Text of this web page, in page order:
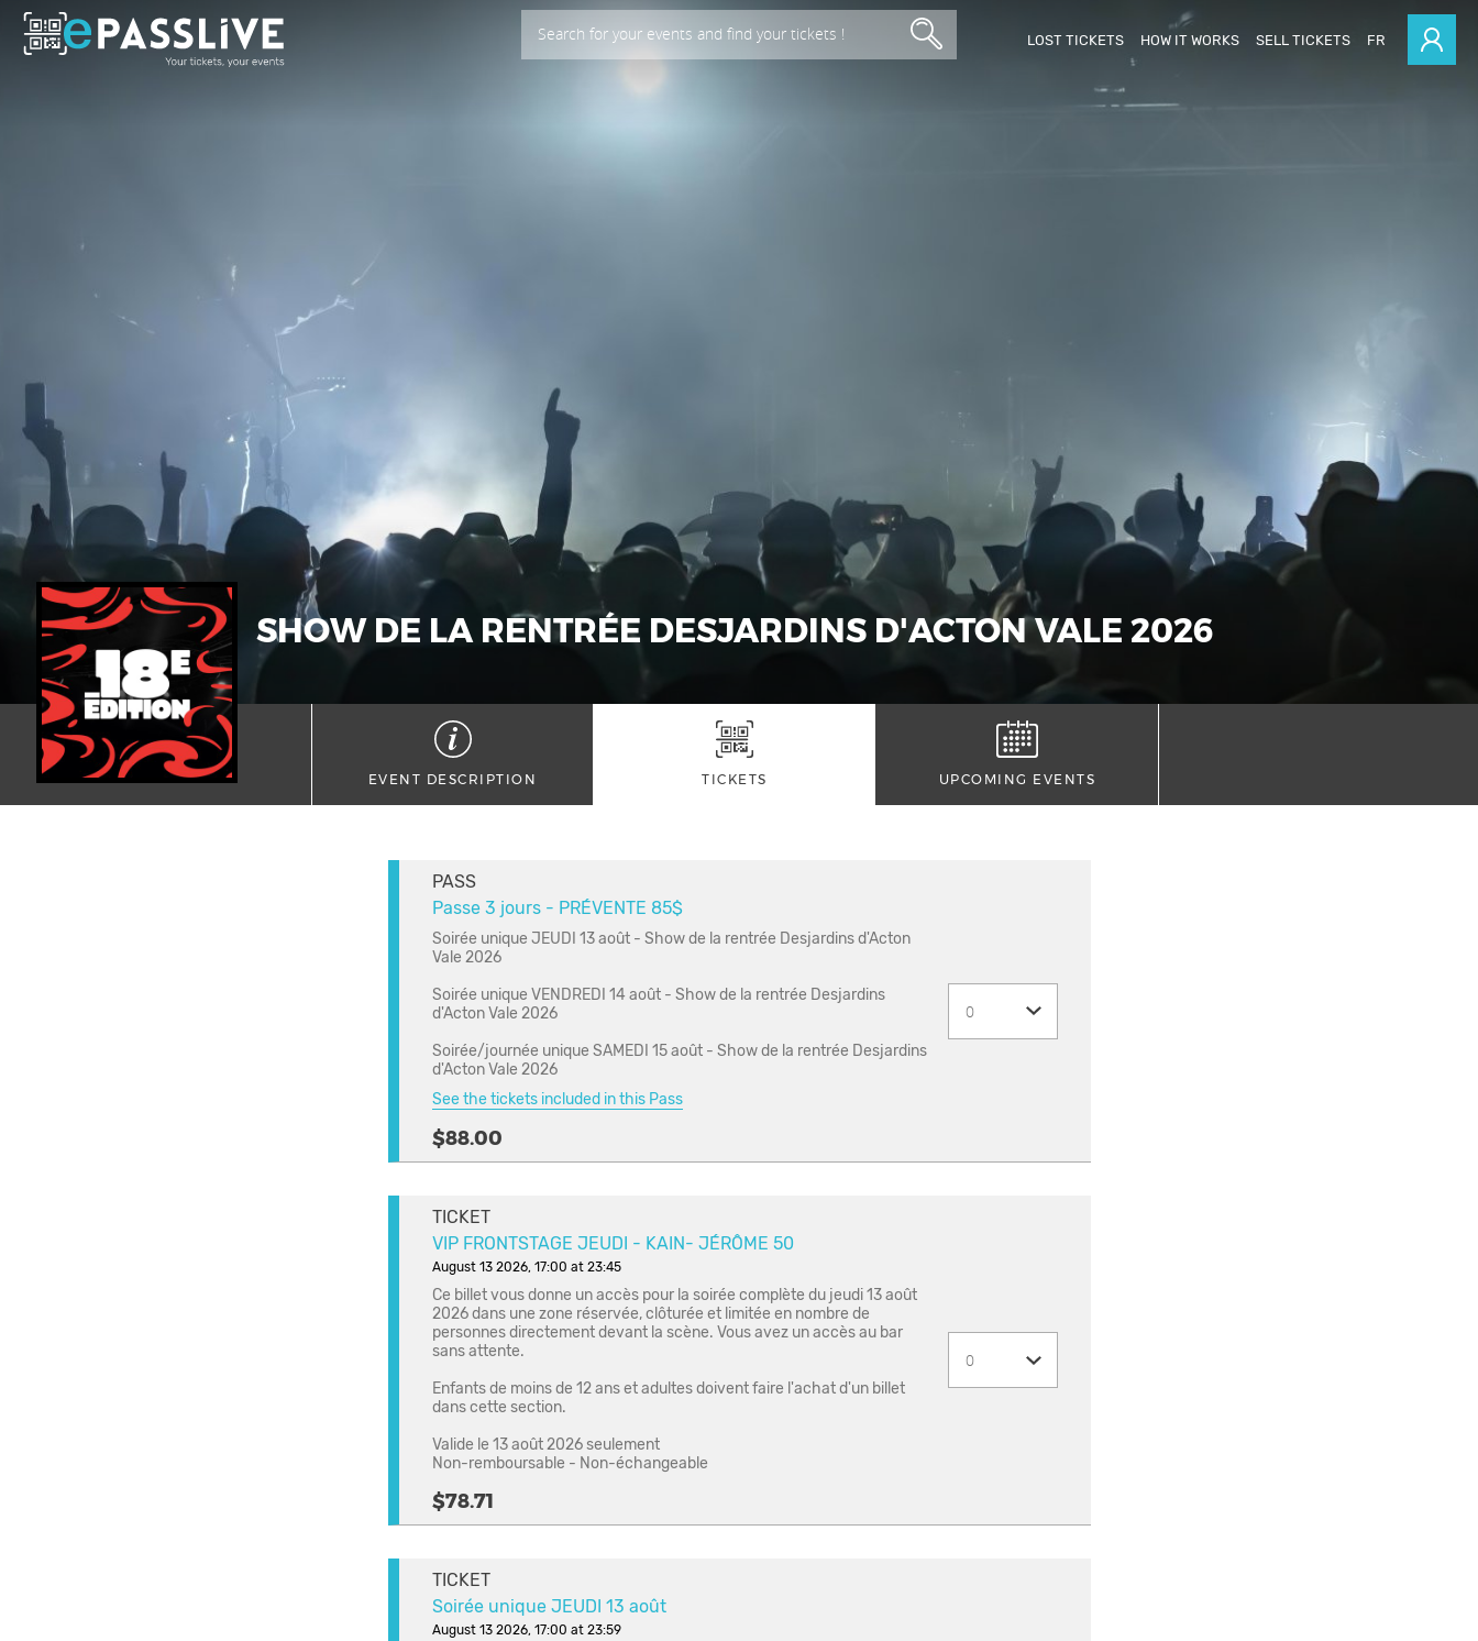
Search for your events and find your tickets ! LOST TICKETS HOW IT WORKS SELL TICKETS FR
SHOW DE LA RENTRÉE DESJARDINS D'ACTON VALE 2026
EVENT DESCRIPTION TICKETS UPCOMING EVENTS
PASS
Passe 3 jours - PRÉVENTE 85$
Soirée unique JEUDI 13 août - Show de la rentrée Desjardins d'Acton
Vale 2026
Soirée unique VENDREDI 14 août - Show de la rentrée Desjardins
d'Acton Vale 2026
Soirée/journée unique SAMEDI 15 août - Show de la rentrée Desjardins
d'Acton Vale 2026
See the tickets included in this Pass
$88.00
TICKET
VIP FRONTSTAGE JEUDI - KAIN- JÉRÔME 50
August 13 2026, 17:00 at 23:45
Ce billet vous donne un accès pour la soirée complète du jeudi 13 août
2026 dans une zone réservée, clôturée et limitée en nombre de
personnes directement devant la scène. Vous avez un accès au bar
sans attente.
Enfants de moins de 12 ans et adultes doivent faire l'achat d'un billet
dans cette section.
Valide le 13 août 2026 seulement
Non-remboursable - Non-échangeable
$78.71
TICKET
Soirée unique JEUDI 13 août
August 13 2026, 17:00 at 23:59